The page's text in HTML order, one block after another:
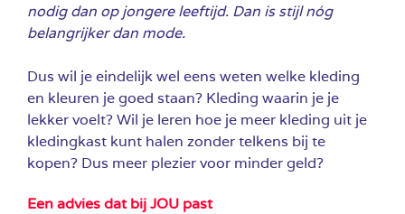
nodig dan op jongere leeftijd. Dan is stijl nóg
belangrijker dan mode.
Dus wil je eindelijk wel eens weten welke kleding
en kleuren je goed staan? Kleding waarin je je
lekker voelt? Wil je leren hoe je meer kleding uit je
kledingkast kunt halen zonder telkens bij te
kopen? Dus meer plezier voor minder geld?
Een advies dat bij JOU past